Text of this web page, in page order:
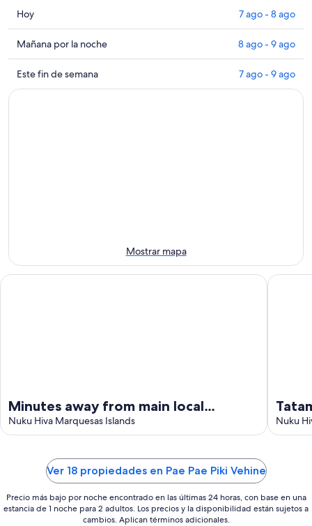
Consultar
los
precios
cerca
de
Pae
Hoy 7 ago - 8 ago
Consultar
precios
cerca
de
-
9
Mañana por la noche 8 ago - 9 ago
Consultar
precios
7
ago
Este fin de semana 7 ago - 9 ago
Mostrar mapa
Minutes away from main local
attraction
Nuku Hiva Marquesas Islands
Minutes away from main local attraction
Nuku
Tatamai
Ver 18 propiedades en Pae Pae Piki Vehine
Precio más bajo por noche encontrado en las últimas 24 horas, con base en una
estancia de 1 noche para 2 adultos. Los precios y la disponibilidad están sujetos a
cambios. Aplican términos adicionales.